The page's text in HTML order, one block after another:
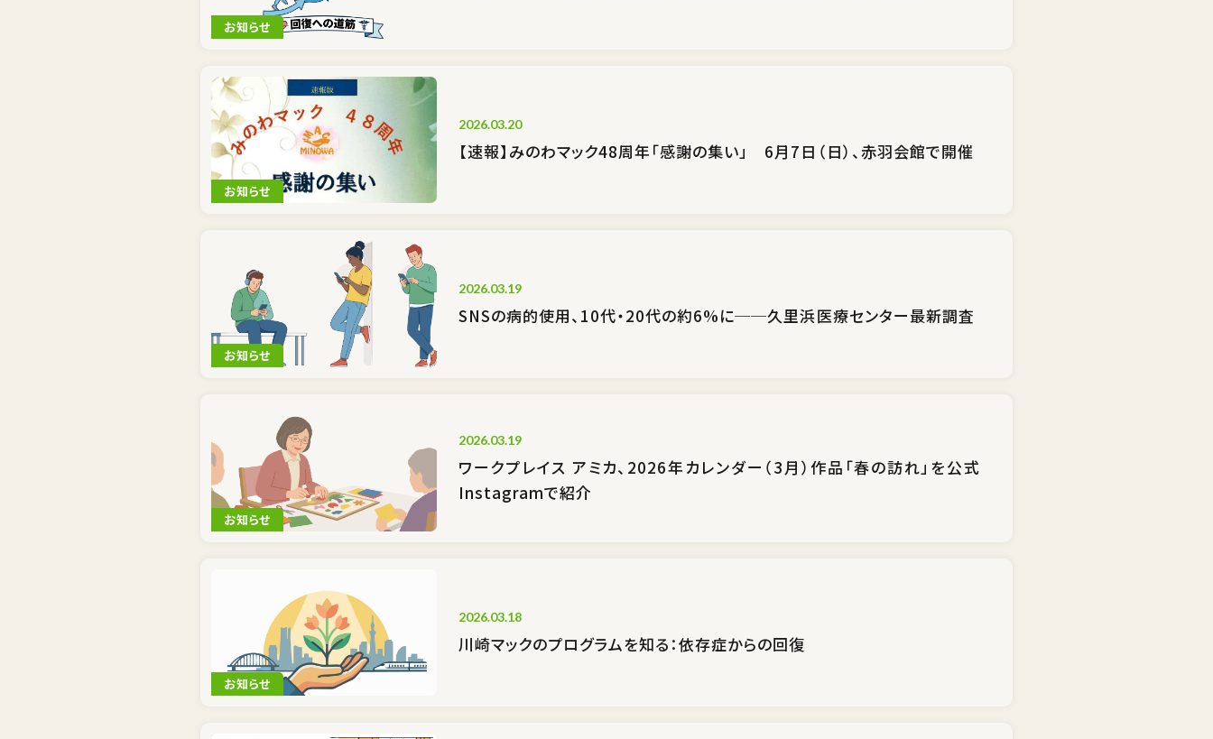
お知らせ
お知らせ
2026.03.20
【速報】みのわマック48周年「感謝の集い」 6月7日（日）、赤羽会館で開催
お知らせ
2026.03.19
SNSの病的使用、10代・20代の約6%に──久里浜医療センター最新調査
お知らせ
2026.03.19
ワークプレイス アミカ、2026年カレンダー（3月）作品「春の訪れ」を公式
Instagramで紹介
お知らせ
2026.03.18
川崎マックのプログラムを知る：依存症からの回復